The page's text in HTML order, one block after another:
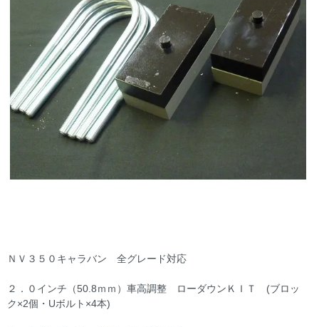
ＮＶ３５０キャラバン 全グレード対応
２．０インチ（50.8ｍｍ）車高調整 ローダウンＫＩＴ (ブロッ
ク×2個・Uボルト×4本)